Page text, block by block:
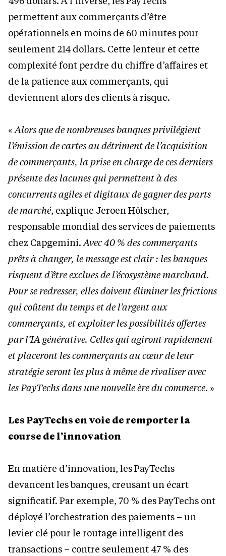
permettent aux commerçants d’être
opérationnels en moins de 60 minutes pour
seulement 214 dollars. Cette lenteur et cette
complexité font perdre du chiffre d’affaires et
de la patience aux commerçants, qui
deviennent alors des clients à risque.
«Alors que de nombreuses banques privilégient
l’émission de cartes au détriment de l’acquisition
de commerçants, la prise en charge de ces derniers
présente des lacunes qui permettent à des
concurrents agiles et digitaux de gagner des parts
de marché, explique Jeroen Hölscher,
responsable mondial des services de paiements
chez Capgemini.Avec 40 % des commerçants
prêts à changer, le message est clair : les banques
risquent d’être exclues de l’écosystème marchand.
Pour se redresser, elles doivent éliminer les frictions
qui coûtent du temps et de l’argent aux
commerçants, et exploiter les possibilités offertes
par l’IA générative. Celles qui agiront rapidement
et placeront les commerçants au cœur de leur
stratégie seront les plus à même de rivaliser avec
les PayTechs dans une nouvelle ère du commerce. »
Les PayTechs en voie de remporter la
course de l’innovation
En matière d’innovation, les PayTechs
devancent les banques, creusant un écart
significatif. Par exemple, 70 % des PayTechs ont
déployé l’orchestration des paiements – un
levier clé pour le routage intelligent des
transactions – contre seulement 47 % des